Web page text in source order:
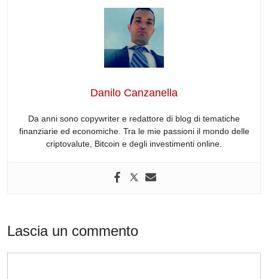
d
di
t
e
a
d
s
at
s
A
p
p
Danilo Canzanella
Da anni sono copywriter e redattore di blog di tematiche
finanziarie ed economiche. Tra le mie passioni il mondo delle
criptovalute, Bitcoin e degli investimenti online.
Lascia un commento